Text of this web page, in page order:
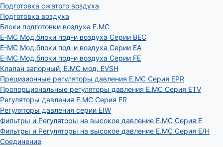
Подготовка сжатого воздуха
Подготовка воздуха
Блоки подготовки воздуха E.MC
E-MC Мод.блоки под-и воздуха Серии BEC
E-MC Мод.блоки под-и воздуха Серии EA
E-MC Мод.блоки под-и воздуха Серии FE
Клапан запорный, E.MC мод. EVSH
Прецизионные регуляторы давления E.MC Серия EPR
Пропорциональные регуляторы давления E.MC Серия ETV
Регуляторы давления E.MC Серия ER
Регуляторы давления серии EIW
Фильтры и Регуляторы на высокое давление E.MC Серия E
Фильтры и Регуляторы на высокое давление E.MC Серия E/H
Соединение